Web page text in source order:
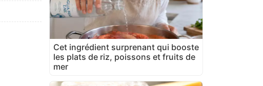
Cet ingrédient surprenant qui booste
les plats de riz, poissons et fruits de
mer